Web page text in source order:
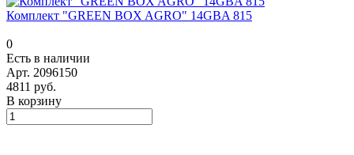
Комплект "GREEN BOX AGRO" 14GBA 815
0
Есть в наличии
Арт. 2096150
4811 руб.
В корзину